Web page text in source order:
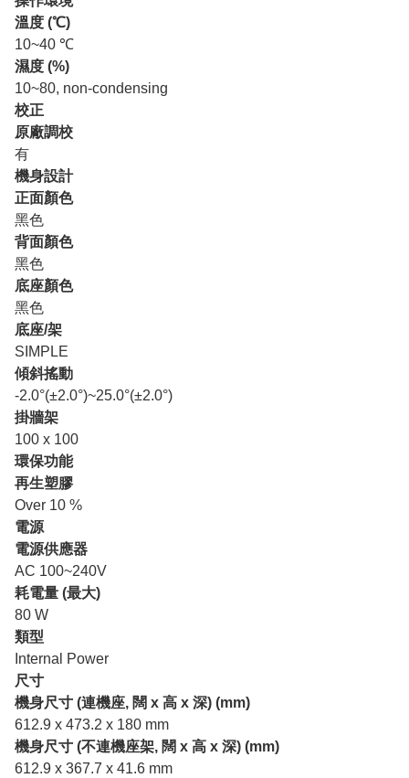
溫度 (℃)
10~40 ℃
濕度 (%)
10~80, non-condensing
校正
原廠調校
有
機身設計
正面顏色
黑色
背面顏色
黑色
底座顏色
黑色
底座/架
SIMPLE
傾斜搖動
-2.0°(±2.0°)~25.0°(±2.0°)
掛牆架
100 x 100
環保功能
再生塑膠
Over 10 %
電源
電源供應器
AC 100~240V
耗電量 (最大)
80 W
類型
Internal Power
尺寸
機身尺寸 (連機座, 闊 x 高 x 深) (mm)
612.9 x 473.2 x 180 mm
機身尺寸 (不連機座架, 闊 x 高 x 深) (mm)
612.9 x 367.7 x 41.6 mm